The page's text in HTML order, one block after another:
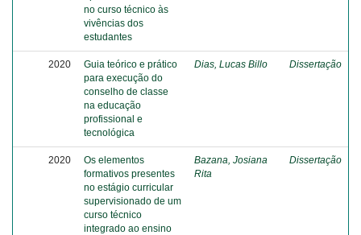
no curso técnico às
vivências dos
estudantes
2020
Guia teórico e prático
para execução do
conselho de classe
na educação
profissional e
tecnológica
Dias, Lucas Billo Dissertação
2020
Os elementos
formativos presentes
no estágio curricular
supervisionado de um
curso técnico
integrado ao ensino
Bazana, Josiana
Rita
Dissertação